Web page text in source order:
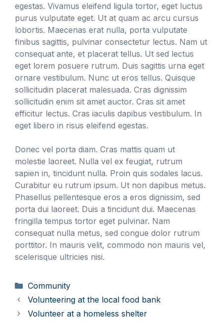
egestas. Vivamus eleifend ligula tortor, eget luctus
purus vulputate eget. Ut at quam ac arcu cursus
lobortis. Maecenas erat nulla, porta vulputate
finibus sagittis, pulvinar consectetur lectus. Nam ut
consequat ante, et placerat tellus. Ut sed lectus
eget lorem posuere rutrum. Duis sagittis urna eget
ornare vestibulum. Nunc ut eros tellus. Quisque
sollicitudin placerat malesuada. Cras dignissim
sollicitudin enim sit amet auctor. Cras sit amet
efficitur lectus. Cras iaculis dapibus vestibulum. In
eget libero in risus eleifend egestas.
Donec vel porta diam. Cras mattis quam ut
molestie laoreet. Nulla vel ex feugiat, rutrum
sapien in, tincidunt nulla. Proin quis sodales lacus.
Curabitur eu rutrum ipsum. Ut non dapibus metus.
Phasellus pellentesque eros a eros dignissim, sed
porta dui laoreet. Duis a tincidunt dui. Maecenas
fringilla tempus tortor eget pulvinar. Nam
consequat nulla metus, sed congue dolor rutrum
porttitor. In mauris velit, commodo non mauris vel,
scelerisque ultricies nisi.
Kategorier
Community
Volunteering at the local food bank
Volunteer at a homeless shelter